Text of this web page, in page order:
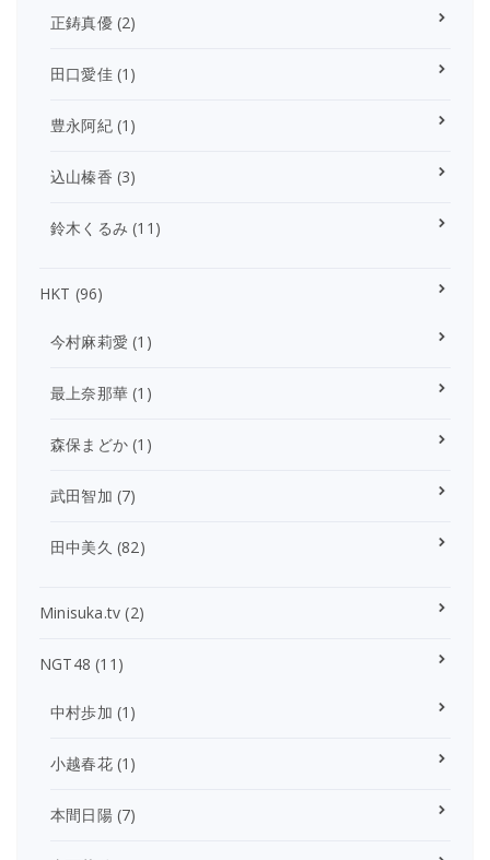
正鋳真優(2)
田口愛佳(1)
豊永阿紀(1)
込山榛香 (3)
鈴木くるみ (11)
HKT (96)
今村麻莉愛 (1)
最上奈那華 (1)
森保まどか (1)
武田智加 (7)
田中美久 (82)
Minisuka.tv (2)
NGT48 (11)
中村歩加 (1)
小越春花(1)
本間日陽(7)